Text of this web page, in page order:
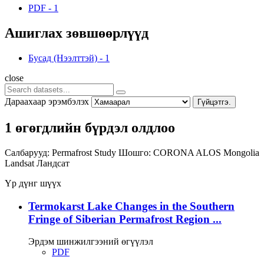
PDF - 1
Ашиглах зөвшөөрлүүд
Бусад (Нээлттэй) - 1
close
Дараахаар эрэмбэлэх Гүйцэтгэ.
1 өгөгдлийн бүрдэл олдлоо
Салбарууд: Permafrost Study Шошго: CORONA ALOS Mongolia
Landsat Ландсат
Үр дүнг шүүх
Termokarst Lake Changes in the Southern
Fringe of Siberian Permafrost Region ...
Эрдэм шинжилгээний өгүүлэл
PDF